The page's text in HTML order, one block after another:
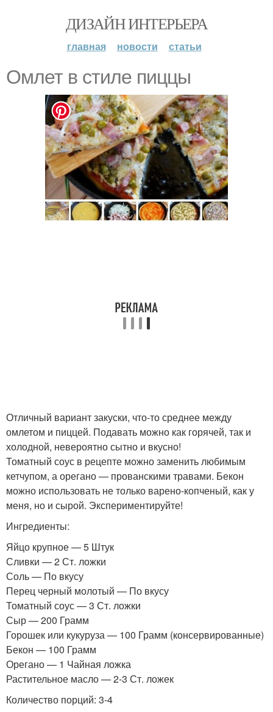
ДИЗАЙН ИНТЕРЬЕРА
главная новости статьи
Омлет в стиле пиццы
Отличный вариант закуски, что-то среднее между
омлетом и пиццей. Подавать можно как горячей, так и
холодной, невероятно сытно и вкусно!
Томатный соус в рецепте можно заменить любимым
кетчупом, а орегано — прованскими травами. Бекон
можно использовать не только варено-копченый, как у
меня, но и сырой. Экспериментируйте!
Ингредиенты:
Яйцо крупное — 5 Штук
Сливки — 2 Ст. ложки
Соль — По вкусу
Перец черный молотый — По вкусу
Томатный соус — 3 Ст. ложки
Сыр — 200 Грамм
Горошек или кукуруза — 100 Грамм (консервированные)
Бекон — 100 Грамм
Орегано — 1 Чайная ложка
Растительное масло — 2-3 Ст. ложек
Количество порций: 3-4